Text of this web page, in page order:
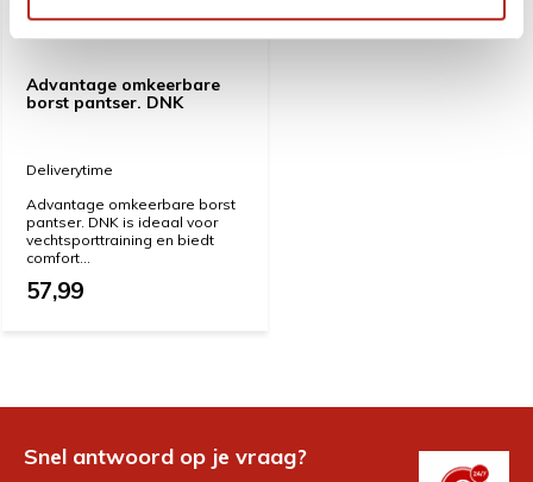
Advantage omkeerbare
borst pantser. DNK
Deliverytime
Advantage omkeerbare borst
pantser. DNK is ideaal voor
vechtsporttraining en biedt
comfort...
57,99
Snel antwoord op je vraag?